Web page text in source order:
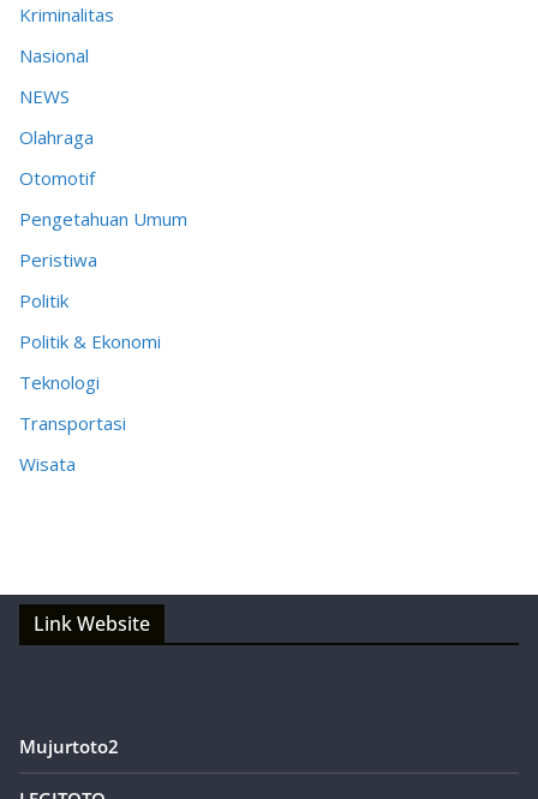
Kriminalitas
Nasional
NEWS
Olahraga
Otomotif
Pengetahuan Umum
Peristiwa
Politik
Politik & Ekonomi
Teknologi
Transportasi
Wisata
Link Website
Mujurtoto2